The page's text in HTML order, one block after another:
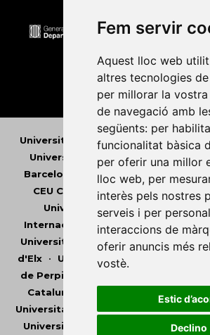
Fem servir
Aquest lloc web
altres tecnologies
per millorar la
de navegació amb
següents: per
funcionalitat bàsica
per oferir una millor
lloc web, per
interès pels nostres
serveis i per
interaccions de
oferir anuncis més
vostè.
Estic
Declino
Universitat Abat Oliba CEU •
Universitat d'Andorra •
Barcelona
Universitat de
CEU Cardenal Herrera
•
Universitat de les Illes Balears
Internacional de Catalunya
•
Universitat de Lleida
Universitat
d'Elx• Universitat Oberta de
de Perpinyà Via Domitia
Catalunya
Universitat Pompeu Fabra
Universitat Rovira i Virgili